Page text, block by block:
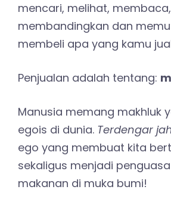
mencari, melihat, membaca,
membandingkan dan
membeli apa yang kamu
Penjualan adalah tentang:
Manusia memang makhluk
egois di dunia. Terdengar
ego yang membuat kita
sekaligus menjadi
makanan di muka bumi!